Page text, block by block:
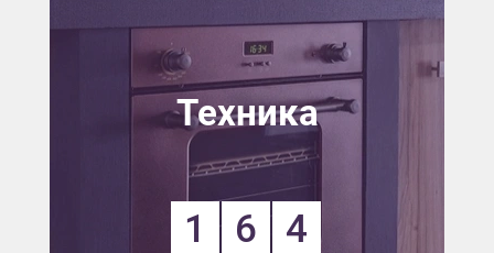
Техника
1 6 4